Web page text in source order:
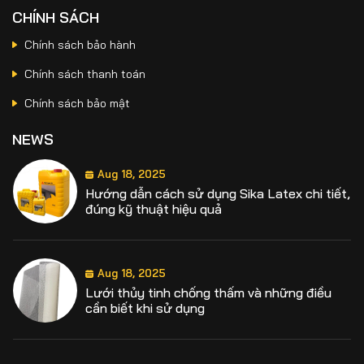
CHÍNH SÁCH
Chính sách bảo hành
Chính sách thanh toán
Chính sách bảo mật
NEWS
nhà bị nứt
Aug 18, 2025
Hướng dẫn định mức từng loại sika chống
Aug 18, 2025
Hướng dẫn cách sử dụng Sika Latex chi tiết,
đúng kỹ thuật hiệu quả
Aug 18, 2025
Lưới thủy tinh chống thấm và những điều
cần biết khi sử dụng